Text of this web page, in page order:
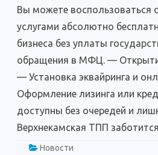
Вы можете воспользоваться
услугами абсолютно
бизнеса без уплаты
обращения в МФЦ. —
— Установка эквайринга и
Оформление лизинга или
доступны без очередей и
Верхнекамская ТПП
Новости